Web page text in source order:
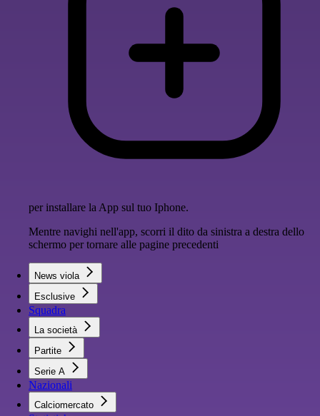
per installare la App sul tuo Iphone.
Mentre navighi nell'app, scorri il dito da sinistra a destra dello
schermo per tornare alle pagine precedenti
News viola
Esclusive
Squadra
La società
Partite
Serie A
Nazionali
Calciomercato